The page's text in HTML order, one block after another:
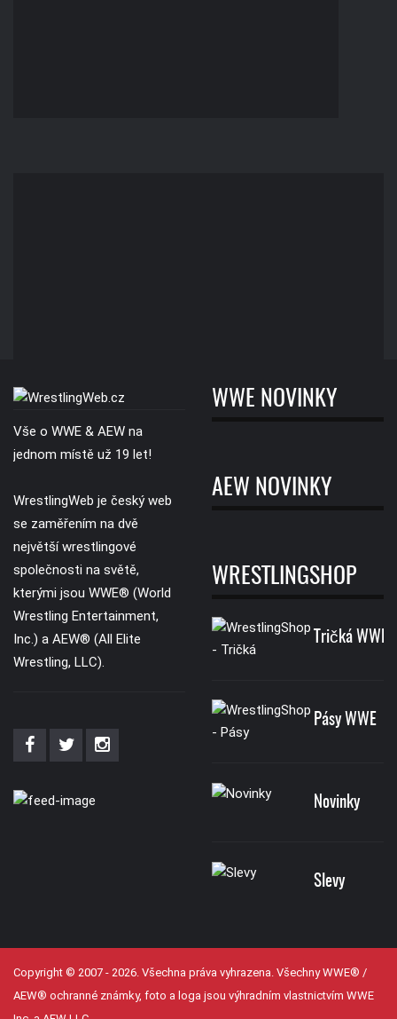
Vše o WWE & AEW na
jednom místě už 19 let!
WrestlingWeb je český web
se zaměřením na dvě
největší wrestlingové
společnosti na světě,
kterými jsou WWE® (World
Wrestling Entertainment,
Inc.) a AEW® (All Elite
Wrestling, LLC).
WWE NOVINKY
AEW NOVINKY
WRESTLINGSHOP
Tričká WWE
Pásy WWE
Novinky
Slevy
Copyright © 2007 - 2026. Všechna práva vyhrazena. Všechny WWE® /
AEW® ochranné známky, foto a loga jsou výhradním vlastnictvím WWE